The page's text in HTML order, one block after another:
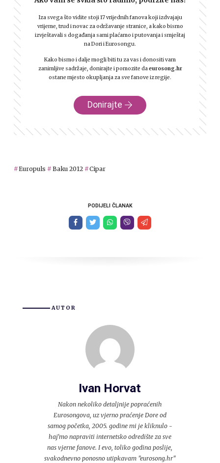
Iza svega što vidite stoji 17 vrijednih fanova koji izdvajaju
vrijeme, trud i novac za održavanje stranice, a kako bismo
izvještavali s događanja sami plaćamo i putovanja i smještaj
na Dori i Eurosongu.
Kako bismo i dalje mogli biti tu za vas i donositi vam
zanimljive sadržaje, donirajte i pomozite da eurosong.hr
ostane mjesto okupljanja za sve fanove iz regije.
Donirajte
Europuls Baku 2012 Cipar
PODIJELI ČLANAK
AUTOR
Ivan Horvat
Nakon nekoliko detaljnije popraćenih
Eurosongova, uz vjerno praćenje Dore od
samog početka, 2005. godine mi je kliknulo -
haj'mo napraviti internetsko odredište za sve
nas vjerne fanove. I evo, toliko godina poslije,
svakodnevno ponosno utipkavam "eurosong.hr"